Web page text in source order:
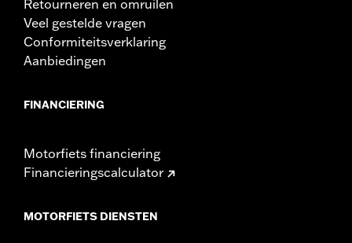
Retourneren en omruilen
Veel gestelde vragen
Conformiteitsverklaring
Aanbiedingen
FINANCIERING
Motorfiets financiering
Financieringscalculator
MOTORFIETS DIENSTEN